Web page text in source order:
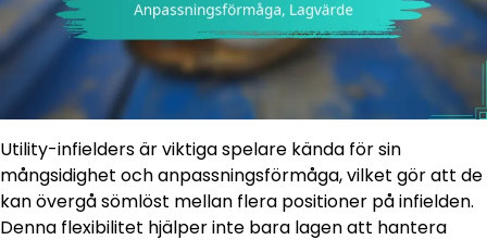
Utility-infielders är viktiga spelare kända för sin
mångsidighet och anpassningsförmåga, vilket gör att de
kan övergå sömlöst mellan flera positioner på infielden.
Denna flexibilitet hjälper inte bara lagen att hantera